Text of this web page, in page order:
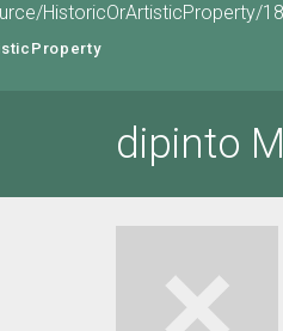
HistoricOrArtisticProperty/
dipinto